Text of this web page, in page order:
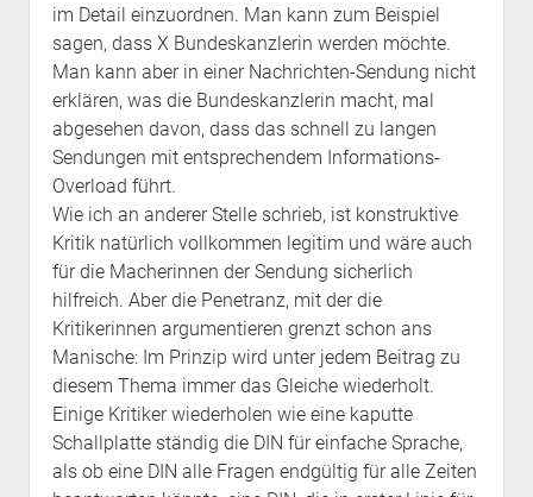
im Detail einzuordnen. Man kann zum Beispiel
sagen, dass X Bundeskanzlerin werden möchte.
Man kann aber in einer Nachrichten-Sendung nicht
erklären, was die Bundeskanzlerin macht, mal
abgesehen davon, dass das schnell zu langen
Sendungen mit entsprechendem Informations-
Overload führt.
Wie ich an anderer Stelle schrieb, ist konstruktive
Kritik natürlich vollkommen legitim und wäre auch
für die Macherinnen der Sendung sicherlich
hilfreich. Aber die Penetranz, mit der die
Kritikerinnen argumentieren grenzt schon ans
Manische: Im Prinzip wird unter jedem Beitrag zu
diesem Thema immer das Gleiche wiederholt.
Einige Kritiker wiederholen wie eine kaputte
Schallplatte ständig die DIN für einfache Sprache,
als ob eine DIN alle Fragen endgültig für alle Zeiten